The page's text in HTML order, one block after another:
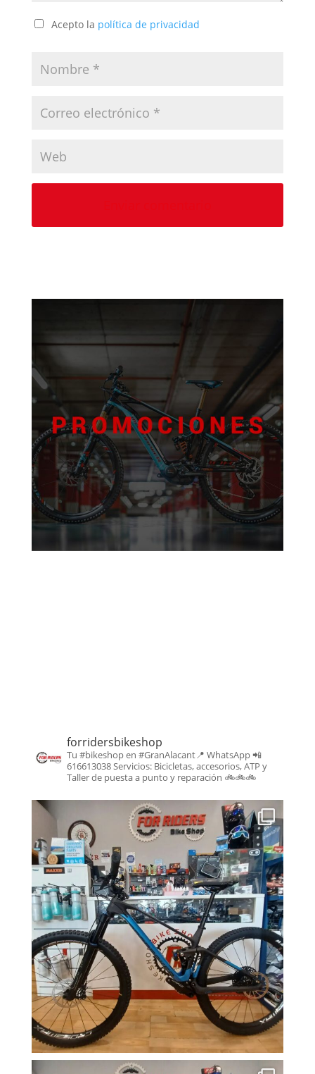
Acepto la política de privacidad
forridersbikeshop
Tu #bikeshop en #GranAlacant📍 WhatsApp 📲
616613038Servicios: Bicicletas, accesorios, ATP y
Taller de puesta a punto y reparación 🚲🚲🚲